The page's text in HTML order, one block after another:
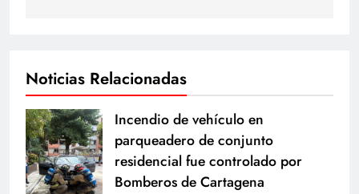
Noticias Relacionadas
Incendio de vehículo en
parqueadero de conjunto
residencial fue controlado por
Bomberos de Cartagena